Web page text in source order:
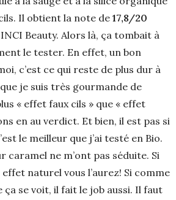
Il obtient la note de 17,8/20
Beauty. Alors là, ça tombait à
le tester. En effet, un bon
c’est ce qui reste de plus dur à
je suis très gourmande de
« effet faux cils » que « effet
en au verdict. Et bien, il est pas si
le meilleur que j’ai testé en Bio.
caramel ne m’ont pas séduite. Si
naturel vous l’aurez! Si comme
ça se voit, il fait le job aussi. Il faut